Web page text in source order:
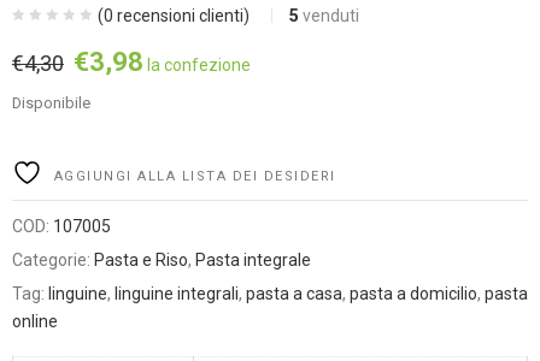
(0 recensioni clienti) 5 venduti
€4,30
Il
prezzo
originale
€3,98 la confezione
Disponibile
Alternative:
AGGIUNGI ALLA LISTA DEI DESIDERI
COD: 107005
Categorie: Pasta e Riso, Pasta integrale
Tag: linguine, linguine integrali, pasta a casa, pasta a domicilio, pasta
online